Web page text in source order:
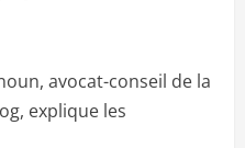
avocat-conseil de la
explique les